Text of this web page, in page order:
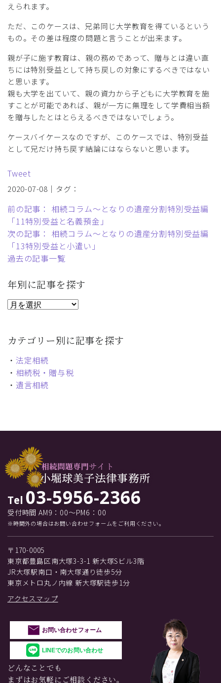
えられます。
ただ、このケースは、兄弟同じ大学教育を得ているという
もの。その差は程度の問題と言うことが出来ます。
親が子に施す教育は、親の務めであって、贈与とは違い直
ちには特別受益として持ち戻しの対象にするべきではない
と思います。
親も大学を出ていて、親の資力から子どもに大学教育を施
すことが可能であれば、親が一方に無理をして学費相当額
を贈与したとはとらえるべきではないでしょう。
ケースバイケースなのですが、このケースでは、特別受益
として兄だけ持ち戻す結論にはならないと思います。
Tweet
2020-07-08｜タグ：
前の記事： 相続コラム～となりの遺産分割特別受益編
「11特別受益と名義預金」
次の記事： 相続コラム～となりの遺産分割特別受益編
「13特別受益と小遣い」
過去の記事一覧
年別に記事を探す
カテゴリー別に記事を探す
・ 法定相続
・ 相続税・贈与税
・ 遺言相続
Tel 03-5956-2366
受付時間 AM9：00～PM6：00
※時間外の場合はお問い合わせフォームをご利用ください。
〒170-0005
東京都豊島区南大塚3-3-1 新大塚Sビル3階
JR大塚駅南口・南大塚通り徒歩5分
東京メトロ丸ノ内線 新大塚駅徒歩1分
アクセスマップ
お問い合わせフォーム
LINEでのお問い合わせ
どんなことでも
まずはお気軽にご相談ください。